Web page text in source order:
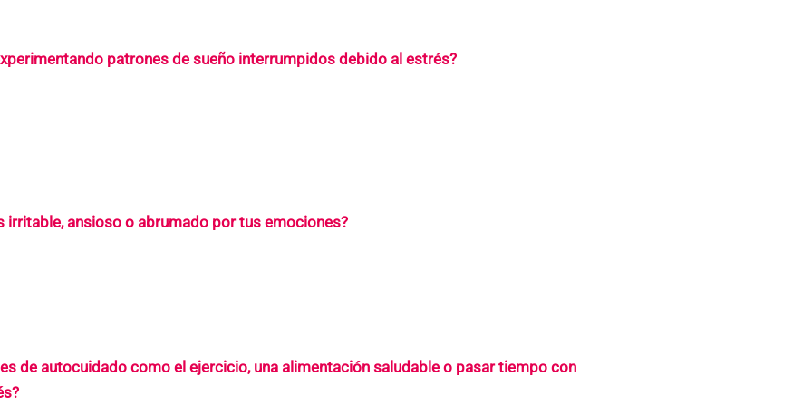
patrones de sueño interrumpidos debido al estrés?
irritable, ansioso o abrumado por tus emociones?
de autocuidado como el ejercicio, una alimentación saludable o pasar tiempo con